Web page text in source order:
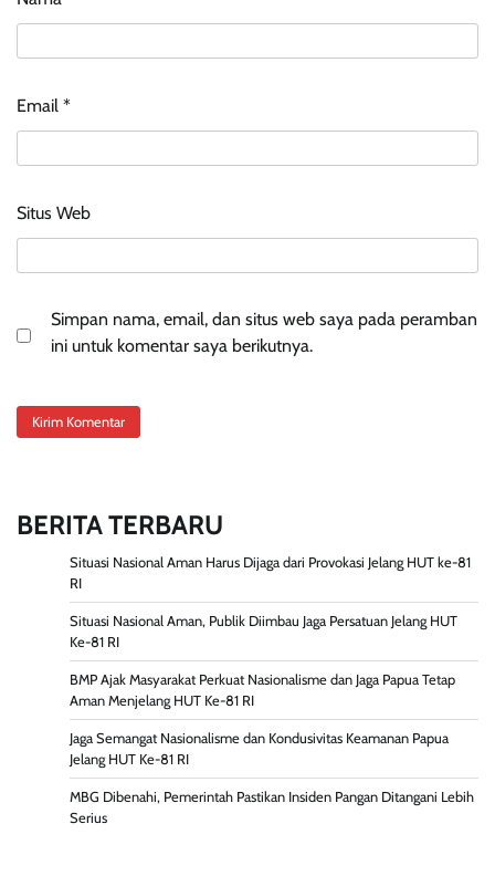
Email *
Situs Web
Simpan nama, email, dan situs web saya pada peramban
ini untuk komentar saya berikutnya.
BERITA TERBARU
Situasi Nasional Aman Harus Dijaga dari Provokasi Jelang HUT ke-81
RI
Situasi Nasional Aman, Publik Diimbau Jaga Persatuan Jelang HUT
Ke-81 RI
BMP Ajak Masyarakat Perkuat Nasionalisme dan Jaga Papua Tetap
Aman Menjelang HUT Ke-81 RI
Jaga Semangat Nasionalisme dan Kondusivitas Keamanan Papua
Jelang HUT Ke-81 RI
MBG Dibenahi, Pemerintah Pastikan Insiden Pangan Ditangani Lebih
Serius